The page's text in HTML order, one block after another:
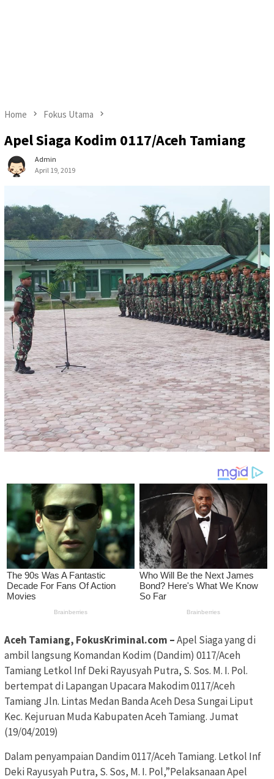
Home Fokus Utama
Apel Siaga Kodim 0117/Aceh Tamiang
Admin
April 19, 2019
Aceh Tamiang, FokusKriminal.com –Apel Siaga yang di
ambil langsung Komandan Kodim (Dandim) 0117/Aceh
Tamiang Letkol Inf Deki Rayusyah Putra, S. Sos. M. I. Pol.
bertempat di Lapangan Upacara Makodim 0117/Aceh
Tamiang Jln. Lintas Medan Banda Aceh Desa Sungai Liput
Kec. Kejuruan Muda Kabupaten Aceh Tamiang. Jumat
(19/04/2019)
Dalam penyampaian Dandim 0117/Aceh Tamiang. Letkol Inf
Deki Rayusyah Putra, S. Sos, M. I. Pol,”Pelaksanaan Apel